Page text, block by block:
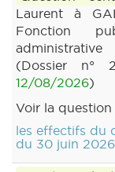
Laurent à
Fonction
(Dossier n°
12/08/2026)
Voir la question
les effectifs du
du 30 juin 2026